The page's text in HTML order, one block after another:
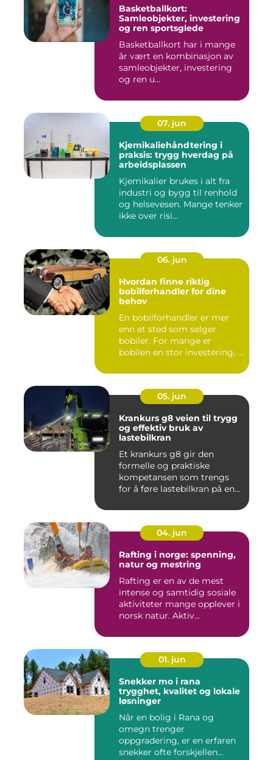
Basketballkort:
Samleobjekter, investering
og ren sportsglede
Basketballkort har i mange
år vært en kombinasjon av
samleobjekter, investering
og ren u...
07. jun
Kjemikaliehåndtering i
praksis: trygg hverdag på
arbeidsplassen
Kjemikalier brukes i alt fra
industri og bygg til renhold
og helsevesen. Mange tenker
ikke over risi...
06. jun
Hvordan finne riktig
bobilforhandler for dine
behov
En bobilforhandler er mer
enn et sted som selger
bobiler. For mange er
bobilen en stor investering, ...
05. jun
Krankurs g8 veien til trygg
og effektiv bruk av
lastebilkran
Et krankurs g8 gir den
formelle og praktiske
kompetansen som trengs
for å føre lastebilkran på en
04. jun
Rafting i norge: spenning,
natur og mestring
Rafting er en av de mest
intense og samtidig sosiale
aktiviteter mange opplever i
norsk natur. Aktiv...
01. jun
Snekker mo i rana
trygghet, kvalitet og lokale
løsninger
Når en bolig i Rana og
omegn trenger
oppgradering, er en erfaren
snekker ofte forskjellen